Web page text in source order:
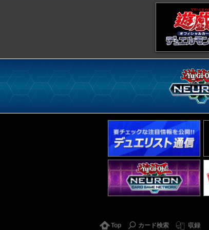
Top カード検索 収録